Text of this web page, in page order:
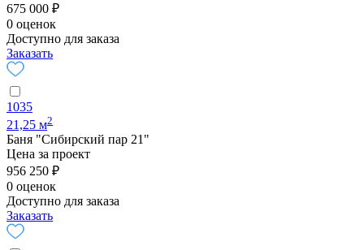
675 000 ₽
0 оценок
Доступно для заказа
Заказать
1035
21,25 м2
Баня "Сибирский пар 21"
Цена за проект
956 250 ₽
0 оценок
Доступно для заказа
Заказать